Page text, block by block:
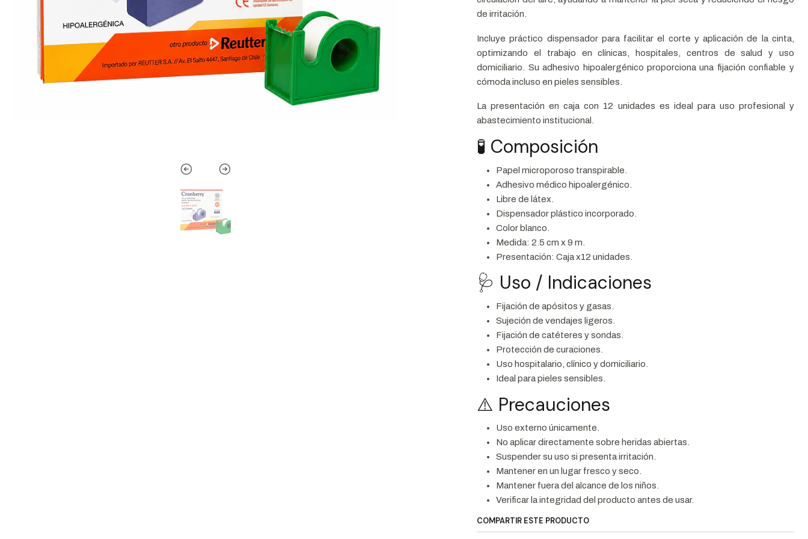
de irritación.
Incluye práctico dispensador para facilitar el corte y aplicación de la cinta,
optimizando el trabajo en clínicas, hospitales, centros de salud y uso
domiciliario. Su adhesivo hipoalergénico proporciona una fijación confiable y
cómoda incluso en pieles sensibles.
La presentación en caja con 12 unidades es ideal para uso profesional y
abastecimiento institucional.
🧪 Composición
Papel microporoso transpirable.
Adhesivo médico hipoalergénico.
Libre de látex.
Dispensador plástico incorporado.
Color blanco.
Medida: 2.5 cm x 9 m.
Presentación: Caja x12 unidades.
🩺 Uso / Indicaciones
Fijación de apósitos y gasas.
Sujeción de vendajes ligeros.
Fijación de catéteres y sondas.
Protección de curaciones.
Uso hospitalario, clínico y domiciliario.
Ideal para pieles sensibles.
⚠️ Precauciones
Uso externo únicamente.
No aplicar directamente sobre heridas abiertas.
Suspender su uso si presenta irritación.
Mantener en un lugar fresco y seco.
Mantener fuera del alcance de los niños.
Verificar la integridad del producto antes de usar.
COMPARTIR ESTE PRODUCTO